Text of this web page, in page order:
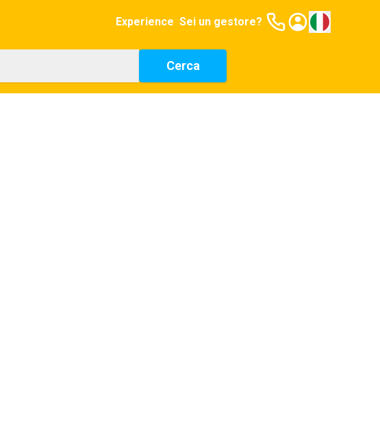
Experience Sei un gestore?
Cerca